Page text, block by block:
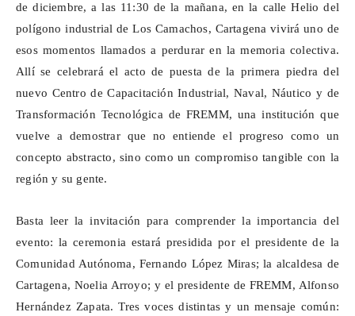
de diciembre, a las 11:30 de la mañana, en la calle Helio del
polígono industrial de Los Camachos, Cartagena vivirá uno de
esos momentos llamados a perdurar en la memoria colectiva.
Allí se celebrará el acto de puesta de la primera piedra del
nuevo Centro de Capacitación Industrial, Naval, Náutico y de
Transformación Tecnológica de FREMM, una institución que
vuelve a demostrar que no entiende el progreso como un
concepto abstracto, sino como un compromiso tangible con la
región y su gente.
Basta leer la invitación para comprender la importancia del
evento: la ceremonia estará presidida por el presidente de la
Comunidad Autónoma, Fernando López Miras; la alcaldesa de
Cartagena, Noelia Arroyo; y el presidente de FREMM, Alfonso
Hernández Zapata. Tres voces distintas y un mensaje común: